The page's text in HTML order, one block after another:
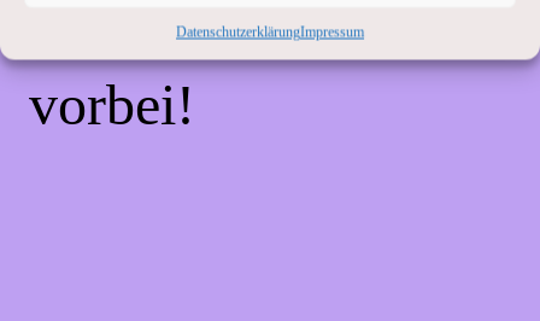
DatenschutzerklärungImpressum
schau bald wieder
vorbei!